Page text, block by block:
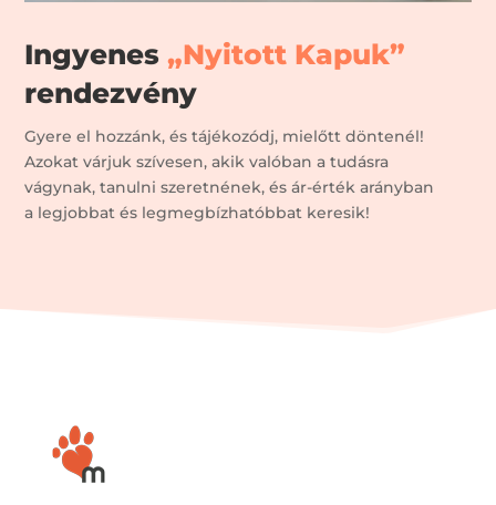
Ingyenes„Nyitott Kapuk”
rendezvény
Gyere el hozzánk, és tájékozódj, mielőtt döntenél!
Azokat várjuk szívesen, akik valóban a tudásra
vágynak, tanulni szeretnének, és ár-érték arányban
a legjobbat és legmegbízhatóbbat keresik!